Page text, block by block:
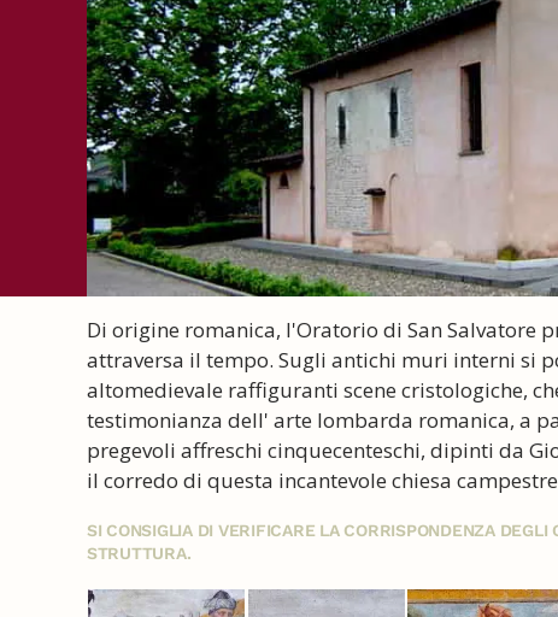
Di origine romanica, l'Oratorio di San Salvatore
attraversa il tempo. Sugli antichi muri interni si
altomedievale raffiguranti scene cristologiche,
testimonianza dell' arte lombarda romanica, a
pregevoli affreschi cinquecenteschi, dipinti da
il corredo di questa incantevole chiesa
SI CONSIGLIA DI VERIFICARE LA CORRISPONDENZA
STRUTTURA.